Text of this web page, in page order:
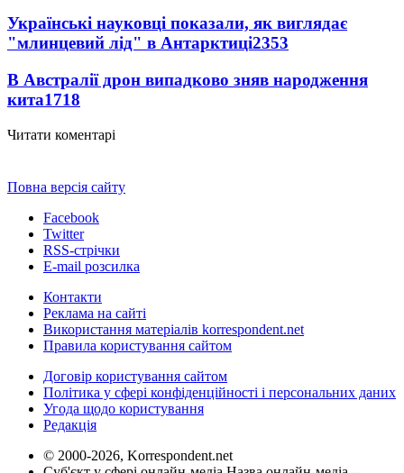
Українські науковці показали, як виглядає
"млинцевий лід" в Антарктиці2353
В Австралії дрон випадково зняв народження
кита1718
Читати коментарі
Повна версія сайту
Facebook
Twitter
RSS-стрічки
E-mail розсилка
Контакти
Реклама на сайті
Використання матеріалів korrespondent.net
Правила користування сайтом
Договір користування сайтом
Політика у сфері конфіденційності і персональних даних
Угода щодо користування
Редакція
© 2000-2026, Korrespondent.net